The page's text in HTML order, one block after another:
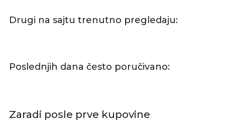
Drugi na sajtu trenutno pregledaju:
Poslednjih dana često poručivano:
Zaradi posle prve kupovine